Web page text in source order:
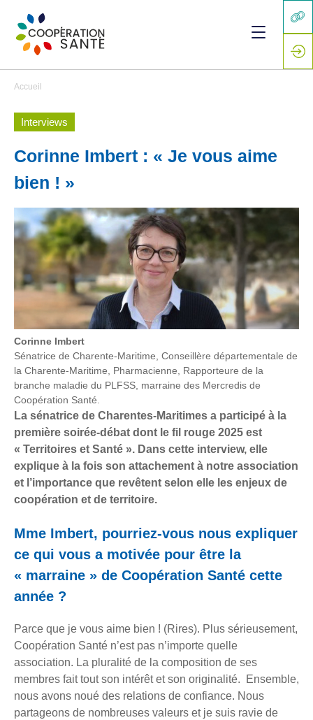
Accueil
Interviews
Corinne Imbert : « Je vous aime
bien ! »
Corinne Imbert
Sénatrice de Charente-Maritime, Conseillère départementale de
la Charente-Maritime, Pharmacienne, Rapporteure de la
branche maladie du PLFSS, marraine des Mercredis de
Coopération Santé.
La sénatrice de Charentes-Maritimes a participé à la
première soirée-débat dont le fil rouge 2025 est
« Territoires et Santé ». Dans cette interview, elle
explique à la fois son attachement à notre association
et l’importance que revêtent selon elle les enjeux de
coopération et de territoire.
Mme Imbert, pourriez-vous nous expliquer
ce qui vous a motivée pour être la
« marraine » de Coopération Santé cette
année ?
Parce que je vous aime bien ! (Rires). Plus sérieusement,
Coopération Santé n’est pas n’importe quelle
association. La pluralité de la composition de ses
membres fait tout son intérêt et son originalité. Ensemble,
nous avons noué des relations de confiance. Nous
partageons de nombreuses valeurs et je suis ravie de